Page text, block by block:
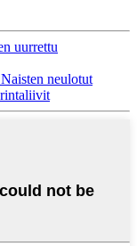
uurrettu
neulotut